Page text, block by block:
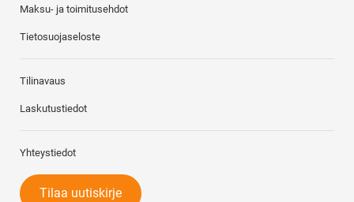
Maksu- ja toimitusehdot
Tietosuojaseloste
Tilinavaus
Laskutustiedot
Yhteystiedot
Tilaa uutiskirje